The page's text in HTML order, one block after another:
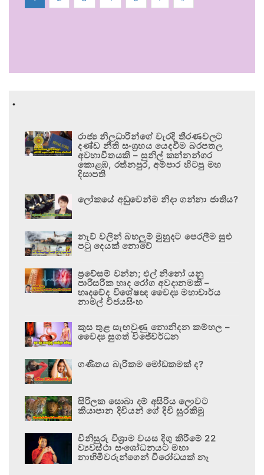
.
රාජ්‍ය නිලධාරීන්ගේ වැරදි තීරණවලට
දණ්ඩ නීති සංග්‍රහය යෙදවීම බරපතල
අවභාවිතයකි – සුනිල් කන්නන්ගර
කොළඹ, රත්නපුර, අම්පාර හිටපු මහ
දිසාපති
ලෝකයේ අඩුවෙන්ම නිදා ගන්නා ජාතිය?
නැව් වලින් බහලුම් මුහුදට පෙරලීම සුළු
පටු දෙයක් නොවේ
ප්‍රවේසම් වන්න; එල් නිනෝ යනු
පාරිසරික හෘද රෝග අවදානමකි –
හෘදවේද විශේෂඥ වෛද්‍ය මහාචාර්ය
නාමල් විජයසිංහ
කුස තුළ සැඟවුණු නොනිදන කම්හල –
වෛද්‍ය සුගත් විජේවර්ධන
ගණිතය බැරිකම මෝඩකමක් ද?
සිරිලක සොබා දම් අසිරිය ලොවට
කියාපාන දිවියන් ගේ දිවි සුරකිමු
විනිසුරු විශ්‍රාම වයස දිගු කිරීමේ 22
ව්‍යවස්ථා සංශෝධනයට මහා
නාහිමිවරුන්ගෙන් විරෝධයක් නෑ